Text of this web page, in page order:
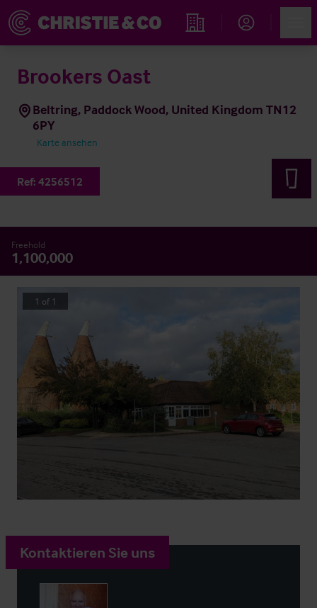
Immobiliensuche
Brookers Oast
Beltring, Paddock Wood, United Kingdom TN12
6PY
Karte ansehen
Ref: 4256512
Freehold
1,100,000
1 of 1
Kontaktieren Sie uns